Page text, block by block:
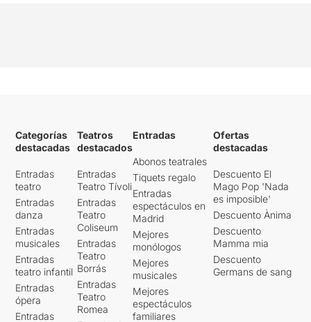
Categorías
destacadas
Entradas
teatro
Entradas
danza
Entradas
musicales
Entradas
teatro infantil
Entradas
ópera
Entradas
Teatros
destacados
Entradas
Teatro Tívoli
Entradas
Teatro
Coliseum
Entradas
Teatro
Borrás
Entradas
Teatro
Romea
Entradas
Abonos teatrales
Tiquets regalo
Entradas
espectáculos en
Madrid
Mejores
monólogos
Mejores
musicales
Mejores
espectáculos
familiares
Ofertas
destacadas
Descuento El
Mago Pop 'Nada
es imposible'
Descuento Ànima
Descuento
Mamma mia
Descuento
Germans de sang